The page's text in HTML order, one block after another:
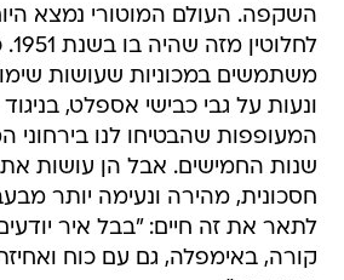
השקפה. העולם המוטורי נמצא
משתמשים במכוניות שעושות
ונעות על גבי כבישי אספלט,
המעופפות שהבטיחו לנו בירחוני
שנות החמישים. אבל הן עושות
חסכונית, מהירה ונעימה יותר
לתאר את זה חיים: "בבל איר
קורה, באימפלה, גם עם כוח